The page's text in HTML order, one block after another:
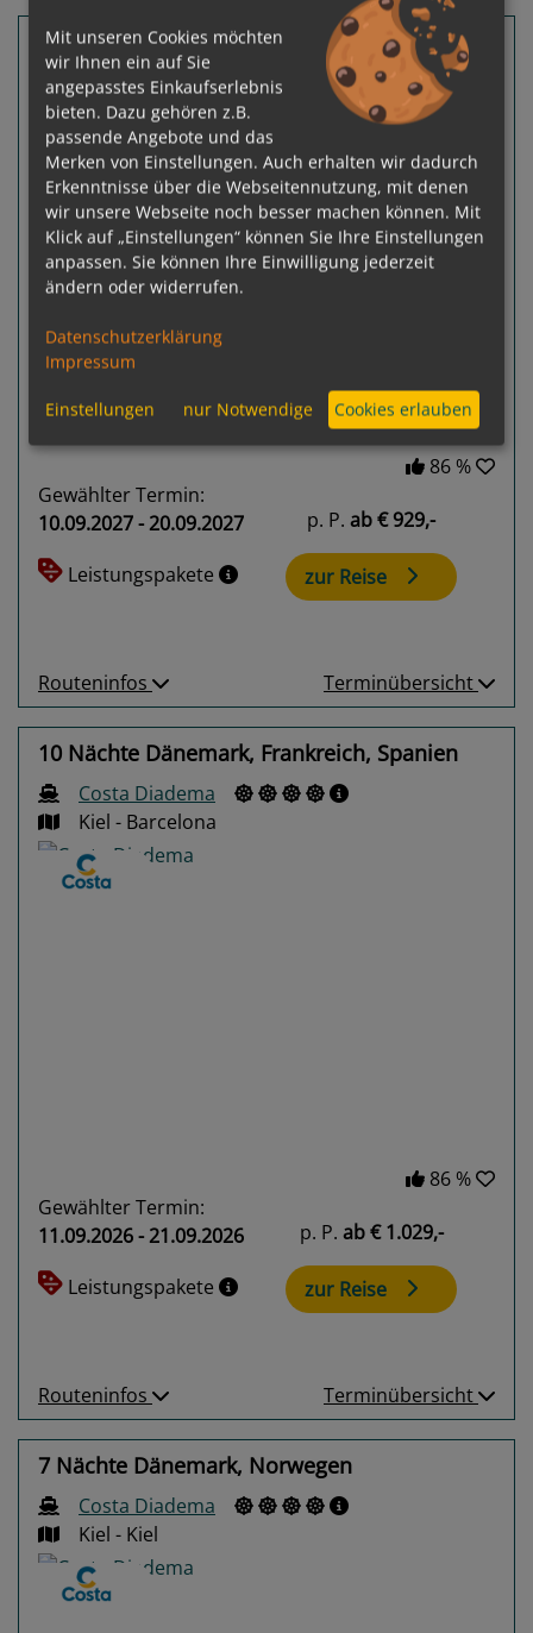
10 Nächte Dänemark, Portugal, Spanien
Costa Diadema
Kiel - Barcelona
Previous
86 %
Gewählter Termin:
10.09.2027 - 20.09.2027
Leistungspakete
p. P. ab€ 929,-
zur Reise
Routeninfos Terminübersicht
10 Nächte Dänemark, Frankreich, Spanien
Costa Diadema
Kiel - Barcelona
86 %
Gewählter Termin:
11.09.2026 - 21.09.2026
Leistungspakete
p. P. ab€ 1.029,-
zur Reise
Routeninfos Terminübersicht
7 Nächte Dänemark, Norwegen
Costa Diadema
Kiel - Kiel
Mit unseren Cookies möchten
wir Ihnen ein auf Sie
angepasstes Einkaufserlebnis
bieten. Dazu gehören z.B.
passende Angebote und das
Merken von Einstellungen. Auch erhalten wir dadurch
Erkenntnisse über die Webseitennutzung, mit denen
wir unsere Webseite noch besser machen können. Mit
Klick auf „Einstellungen“ können Sie Ihre Einstellungen
anpassen. Sie können Ihre Einwilligung jederzeit
ändern oder widerrufen.
Datenschutzerklärung
Impressum
Einstellungen nur Notwendige Cookies erlauben